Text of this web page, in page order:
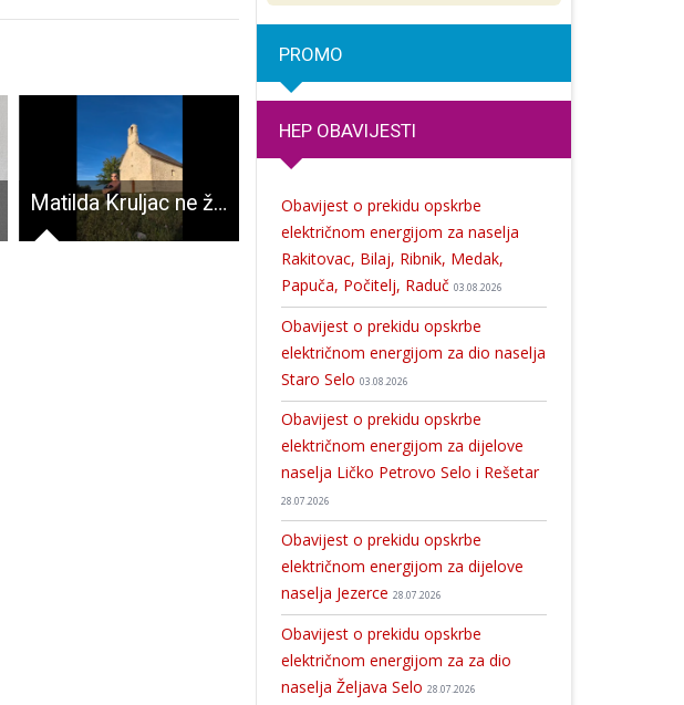
Matilda Kruljac ne želi razmišljati o svom karcinomu i bavi se samo pozitivnim stvarima Večeras otvorenje izložbe autorice Marice Vrkljan Bazjak, rođene Gospićanke
PROMO
HEP OBAVIJESTI
Obavijest o prekidu opskrbe
električnom energijom za naselja
Rakitovac, Bilaj, Ribnik, Medak,
Papuča, Počitelj, Raduč 03.08.2026
Obavijest o prekidu opskrbe
električnom energijom za dio naselja
Staro Selo 03.08.2026
Obavijest o prekidu opskrbe
električnom energijom za dijelove
naselja Ličko Petrovo Selo i Rešetar
28.07.2026
Obavijest o prekidu opskrbe
električnom energijom za dijelove
naselja Jezerce 28.07.2026
Obavijest o prekidu opskrbe
električnom energijom za za dio
naselja Željava Selo 28.07.2026